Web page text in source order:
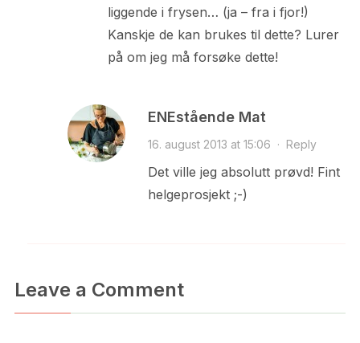
liggende i frysen… (ja – fra i fjor!)
Kanskje de kan brukes til dette? Lurer
på om jeg må forsøke dette!
ENEstående Mat
16. august 2013 at 15:06 · Reply
Det ville jeg absolutt prøvd! Fint
helgeprosjekt ;-)
Leave a Comment